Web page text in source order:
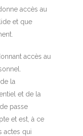
accès au
et que
accès au
la
et de la
passe
et est, à ce
actes qui